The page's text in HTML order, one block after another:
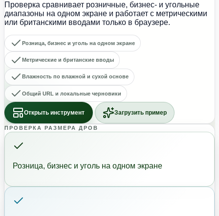
Проверка сравнивает розничные, бизнес- и угольные
диапазоны на одном экране и работает с метрическими
или британскими вводами только в браузере.
Розница, бизнес и уголь на одном экране
Метрические и британские вводы
Влажность по влажной и сухой основе
Общий URL и локальные черновики
Открыть инструмент Загрузить пример
ПРОВЕРКА РАЗМЕРА ДРОВ
Розница, бизнес и уголь на одном экране